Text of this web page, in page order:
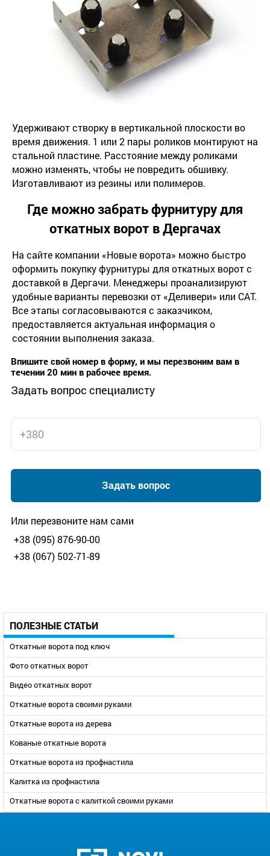
ПОЛЕЗНЫЕ СТАТЬИ
Откатные ворота под ключ
Фото откатных ворот
Видео откатных ворот
Откатные ворота своими руками
Откатные ворота из дерева
Кованые откатные ворота
Откатные ворота из профнастила
Калитка из профнастила
Откатные ворота с калиткой своими руками
Удерживают створку в вертикальной плоскости во
время движения. 1 или 2 пары роликов монтируют на
стальной пластине. Расстояние между роликами
можно изменять, чтобы не повредить обшивку.
Изготавливают из резины или полимеров.
Где можно забрать фурнитуру для
откатных ворот в Дергачах
На сайте компании «Новые ворота» можно быстро
оформить покупку фурнитуры для откатных ворот с
доставкой в Дергачи. Менеджеры проанализируют
удобные варианты перевозки от «Деливери» или САТ.
Все этапы согласовываются с заказчиком,
предоставляется актуальная информация о
состоянии выполнения заказа.
Впишите свой номер в форму, и мы перезвоним вам в
течении 20 мин в рабочее время.
Задать вопрос специалисту
Или перезвоните нам сами
+38 (095) 876-90-00
+38 (067) 502-71-89
Задать вопрос